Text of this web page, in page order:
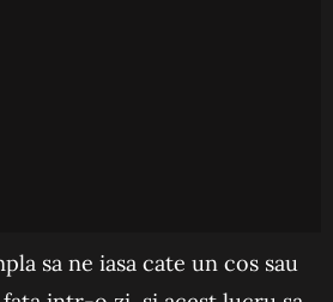
sa ne iasa cate un cos sau